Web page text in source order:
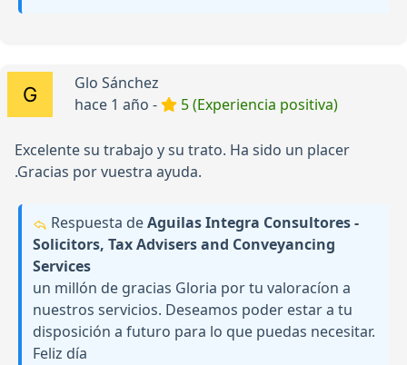
Glo Sánchez
hace 1 año -
5 (Experiencia positiva)
Excelente su trabajo y su trato. Ha sido un placer
.Gracias por vuestra ayuda.
Respuesta deAguilas Integra Consultores -
Solicitors, Tax Advisers and Conveyancing
Services
un millón de gracias Gloria por tu valoracíon a
nuestros servicios. Deseamos poder estar a tu
disposición a futuro para lo que puedas necesitar.
Feliz día